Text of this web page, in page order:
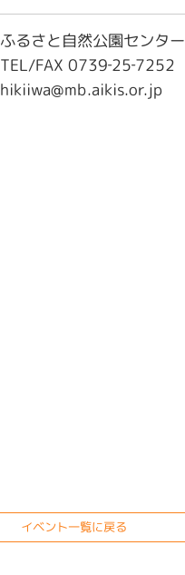
ふるさと自然公園センター
TEL/FAX 0739‐25‐7252
hikiiwa@mb.aikis.or.jp
イベント一覧に戻る